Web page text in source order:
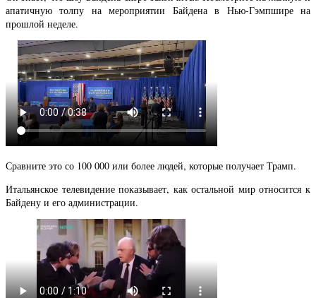
апатичную толпу на мероприятии Байдена в Нью-Гэмпшире на
прошлой неделе.
Сравните это со 100 000 или более людей, которые получает Трамп.
Итальянское телевидение показывает, как остальной мир относится к
Байдену и его администрации.